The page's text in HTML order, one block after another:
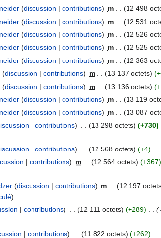
discussion contributions m 12 498
discussion contributions m 12 531
discussion contributions m 12 526
discussion contributions m 12 525
discussion contributions m 12 363
discussion contributions m 13 137 octets
discussion contributions m 13 136 octets
discussion contributions m 13 119
discussion contributions m 13 087
contributions 13 298 octets +730
contributions 12 568 octets +4
contributions m 12 564 octets +367
discussion contributions m 12 197 octets
contributions 12 111 octets +289
contributions 11 822 octets +262